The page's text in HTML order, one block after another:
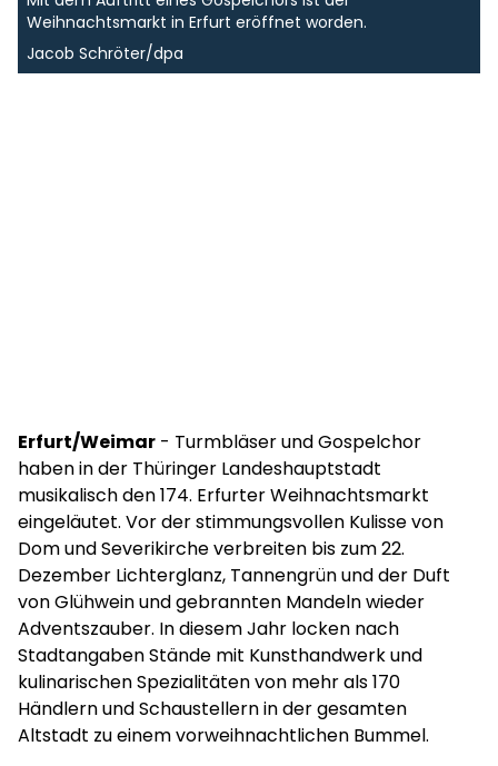
Weihnachtsmarkt in Erfurt eröffnet worden.
Jacob Schröter/dpa
Erfurt/Weimar - Turmbläser und Gospelchor
haben in der Thüringer Landeshauptstadt
musikalisch den 174. Erfurter Weihnachtsmarkt
eingeläutet. Vor der stimmungsvollen Kulisse von
Dom und Severikirche verbreiten bis zum 22.
Dezember Lichterglanz, Tannengrün und der Duft
von Glühwein und gebrannten Mandeln wieder
Adventszauber. In diesem Jahr locken nach
Stadtangaben Stände mit Kunsthandwerk und
kulinarischen Spezialitäten von mehr als 170
Händlern und Schaustellern in der gesamten
Altstadt zu einem vorweihnachtlichen Bummel.